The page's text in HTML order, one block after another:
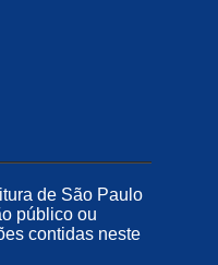
de São Paulo
público ou
contidas neste